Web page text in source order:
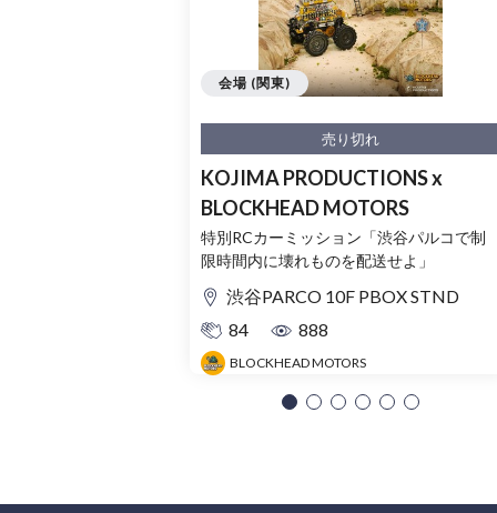
売り切れ
KOJIMA PRODUCTIONS x
BLOCKHEAD MOTORS
特別RCカーミッション「渋谷パルコで制
限時間内に壊れものを配送せよ」
渋谷PARCO 10F PBOX STND
84
888
BLOCKHEAD MOTORS
会場 (関東)